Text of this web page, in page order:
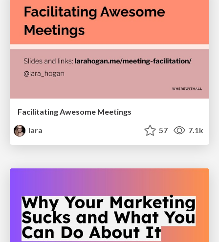
Facilitating Awesome Meetings
lara
57 7.1k